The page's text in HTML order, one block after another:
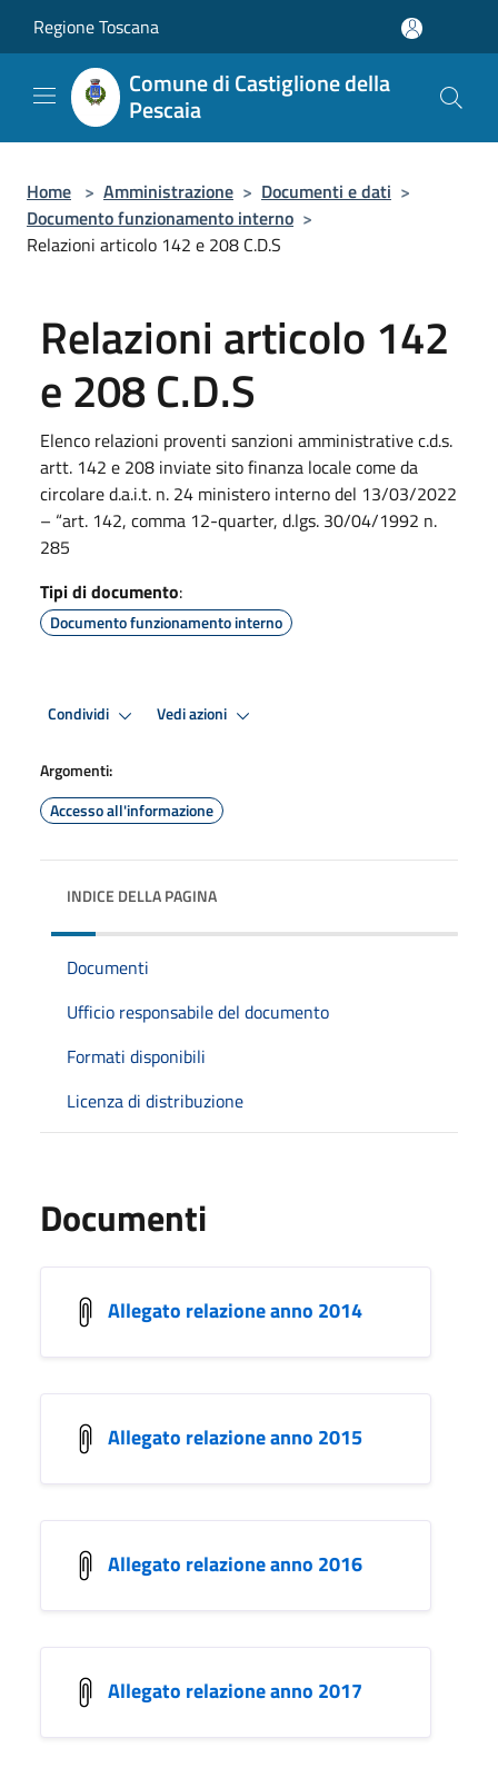
Regione Toscana
Comune di Castiglione della
Pescaia
Home > Amministrazione > Documenti e dati >
Documento funzionamento interno >
Relazioni articolo 142 e 208 C.D.S
Relazioni articolo 142
e 208 C.D.S
Elenco relazioni proventi sanzioni amministrative c.d.s.
artt. 142 e 208 inviate sito finanza locale come da
circolare d.a.i.t. n. 24 ministero interno del 13/03/2022
– “art. 142, comma 12-quarter, d.lgs. 30/04/1992 n.
285
Tipi di documento:
Documento funzionamento interno
Condividi Vedi azioni
Argomenti:
Accesso all'informazione
INDICE DELLA PAGINA
Documenti
Ufficio responsabile del documento
Formati disponibili
Licenza di distribuzione
Documenti
Allegato relazione anno 2014
Allegato relazione anno 2015
Allegato relazione anno 2016
Allegato relazione anno 2017